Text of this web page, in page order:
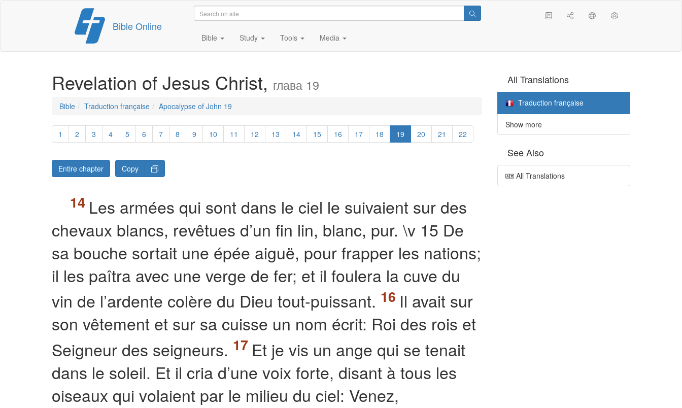
content
Bible Online
Bible Study Tools Media
Revelation of Jesus Christ, глава 19
Bible Traduction française Apocalypse of John 19
1 2 3 4 5 6 7 8 9 10 11 12 13 14 15 16 17 18 19 20 21 22
Entire chapter Copy
Les armées qui sont dans le ciel le suivaient sur des
chevaux blancs, revêtues d’un fin lin, blanc, pur. \v 15 De
sa bouche sortait une épée aiguë, pour frapper les nations;
il les paîtra avec une verge de fer; et il foulera la cuve du
vin de l’ardente colère du Dieu tout-puissant.
Il avait sur
son vêtement et sur sa cuisse un nom écrit: Roi des rois et
Seigneur des seigneurs.
Et je vis un ange qui se tenait
dans le soleil. Et il cria d’une voix forte, disant à tous les
oiseaux qui volaient par le milieu du ciel: Venez,
All Translations
Traduction française
Show more
See Also
All Translations